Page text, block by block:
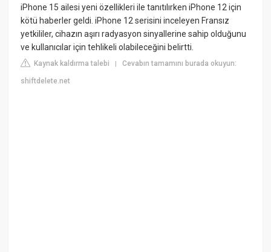
iPhone 15 ailesi yeni özellikleri ile tanıtılırken iPhone 12 için
kötü haberler geldi. iPhone 12 serisini inceleyen Fransız
yetkililer, cihazın aşırı radyasyon sinyallerine sahip olduğunu
ve kullanıcılar için tehlikeli olabileceğini belirtti.
Kaynak kaldırma talebi |Cevabın tamamını burada okuyun:
shiftdelete.net